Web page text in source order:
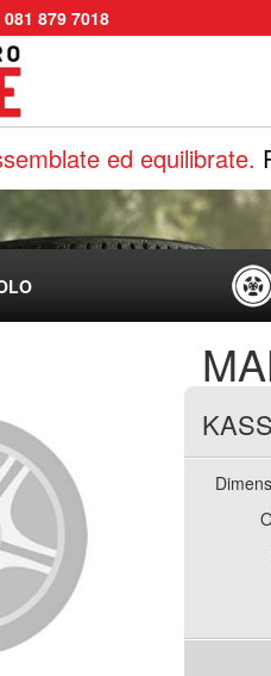
081 879 7018
ed equilibrate.